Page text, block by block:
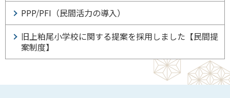
PPP/PFI（民間活力の導入）
旧上粕尾小学校に関する提案を採用しました【民間提
案制度】